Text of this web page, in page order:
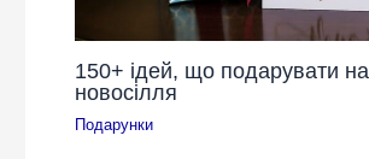
150+ ідей, що подарувати на
новосілля
Подарунки